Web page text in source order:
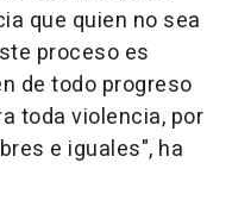
que quien no sea
proceso es
de todo progreso
toda violencia, por
e iguales", ha